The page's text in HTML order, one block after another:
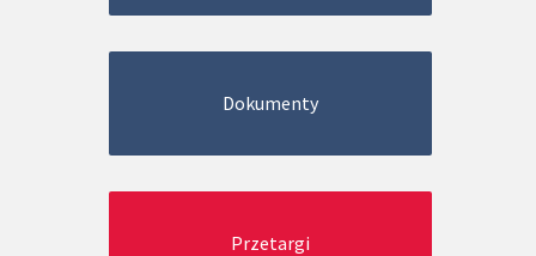
Dokumenty
Przetargi